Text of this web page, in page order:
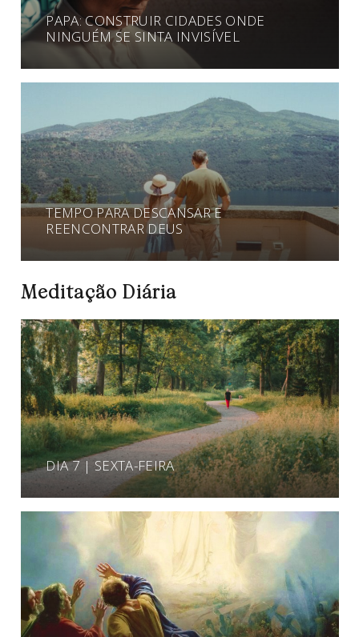
PAPA: CONSTRUIR CIDADES ONDE
NINGUÉM SE SINTA INVISÍVEL
TEMPO PARA DESCANSAR E
REENCONTRAR DEUS
Meditação Diária
DIA 7 | SEXTA-FEIRA